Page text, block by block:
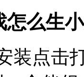
怎么生
装点击